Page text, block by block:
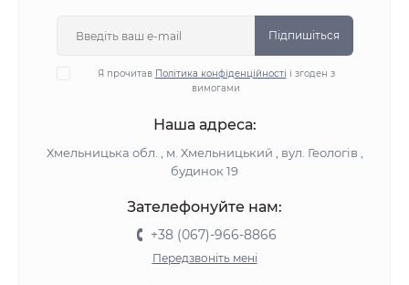
Підпишіться
Я прочитав Політика конфіденційності і згоден з
вимогами
Наша адреса:
Хмельницька обл. , м. Хмельницький , вул. Геологів ,
будинок 19
Зателефонуйте нам:
+38 (067)-966-8866
Передзвоніть мені